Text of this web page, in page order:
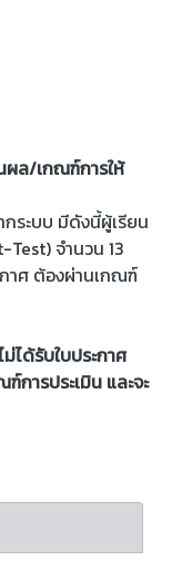
ผล/เกณฑ์การให้
ระบบ มีดังนี้ผู้เรียน
จำนวน 13
าศ ต้องผ่านเกณฑ์
ได้รับใบประกาศ
การประเมิน และจะ